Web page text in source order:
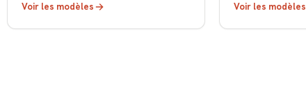
Voir les modèles Voir les modèles